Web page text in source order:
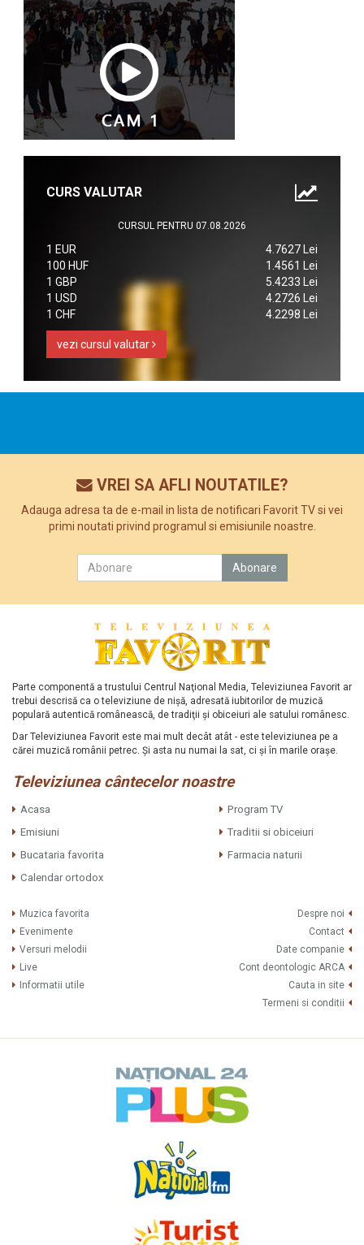
CURS VALUTAR
CURSUL PENTRU 07.08.2026
1 EUR
4.7627 Lei
100 HUF
1.4561 Lei
1 GBP
5.4233 Lei
1 USD
4.2726 Lei
1 CHF
4.2298 Lei
vezi cursul valutar
VREI SA AFLI NOUTATILE?
Adauga adresa ta de e-mail in lista de notificari Favorit TV si vei
primi noutati privind programul si emisiunile noastre.
Parte componentă a trustului Centrul Naţional Media, Televiziunea Favorit ar
trebui descrisă ca o televiziune de nişă, adresată iubitorilor de muzică
populară autentică românească, de tradiţii şi obiceiuri ale satului românesc.
Dar Televiziunea Favorit este mai mult decât atât - este televiziunea pe a
cărei muzică românii petrec. Şi asta nu numai la sat, ci şi în marile oraşe.
Televiziunea cântecelor noastre
Acasa
Program TV
Emisiuni
Traditii si obiceiuri
Bucataria favorita
Farmacia naturii
Calendar ortodox
Muzica favorita
Evenimente
Versuri melodii
Live
Informatii utile
Despre noi
Contact
Date companie
Cont deontologic ARCA
Cauta in site
Termeni si conditii